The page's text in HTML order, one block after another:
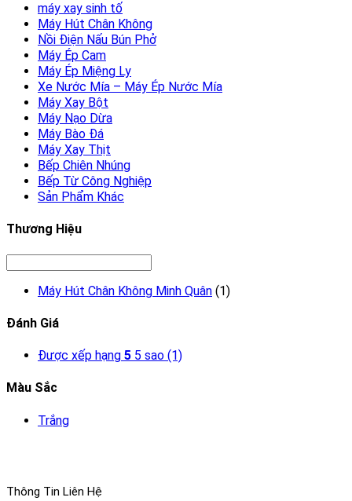
máy xay sinh tố
Máy Hút Chân Không
Nồi Điện Nấu Bún Phở
Máy Ép Cam
Máy Ép Miệng Ly
Xe Nước Mía – Máy Ép Nước Mía
Máy Xay Bột
Máy Nạo Dừa
Máy Bào Đá
Máy Xay Thịt
Bếp Chiên Nhúng
Bếp Từ Công Nghiệp
Sản Phẩm Khác
Thương Hiệu
Máy Hút Chân Không Minh Quân (1)
Đánh Giá
Được xếp hạng 5 5 sao (1)
Màu Sắc
Trắng
Thông Tin Liên Hệ